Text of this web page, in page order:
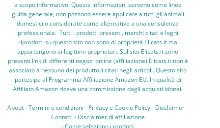
a scopo informativo. Queste informazioni servono come linea
guida generale, non possono essere applicate a tutti gli animali
domestici o considerate come alternative a una consulenza
professionale. Tutti i prodotti presenti, marchi citati e loghi
riprodotti su questo sito non sono di proprietà Elicats.it ma
appartengono ai legittimi proprietari. Sul sito Elicats.it sono
presenti link di differenti negozi online (affiliazione) Elicats.it non è
associato a nessuno dei produttori citati negli articoli. Questo sito
partecipa al Programma Affiliazione Amazon EU. In qualità di
Affiliato Amazon riceve una commissione dagli acquisti idonei.
About-Termini e condizioni - Privacy e Cookie Policy- Disclaimer-
Contatti - Disclaimer di affiliazione
-Come seleziono i prodotti